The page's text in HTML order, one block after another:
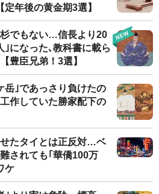
年後の黄金期3選】
でもない…信長より20
｣になった､教科書に載ら
豊臣兄弟！3選】
岳｣であっさり負けたの
作していた勝家配下の
たタイとは正反対…ベ
されても｢華僑100万
ケ